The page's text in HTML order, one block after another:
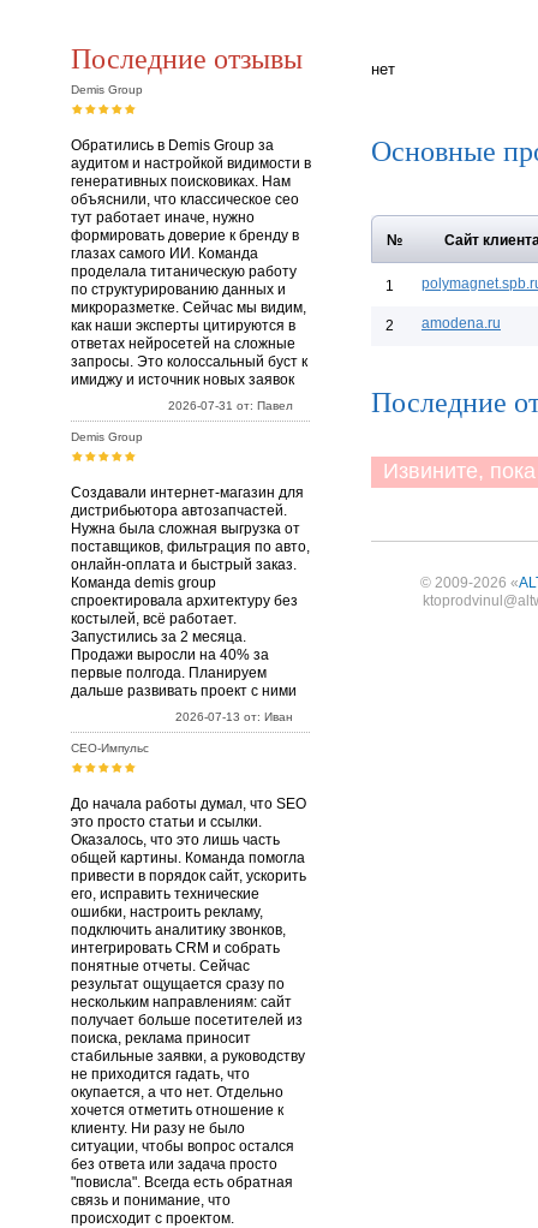
Последние отзывы
Demis Group
Обратились в Demis Group за
аудитом и настройкой видимости в
генеративных поисковиках. Нам
объяснили, что классическое сео
тут работает иначе, нужно
формировать доверие к бренду в
глазах самого ИИ. Команда
проделала титаническую работу
по структурированию данных и
микроразметке. Сейчас мы видим,
как наши эксперты цитируются в
ответах нейросетей на сложные
запросы. Это колоссальный буст к
имиджу и источник новых заявок
2026-07-31 от: Павел
Demis Group
Создавали интернет-магазин для
дистрибьютора автозапчастей.
Нужна была сложная выгрузка от
поставщиков, фильтрация по авто,
онлайн-оплата и быстрый заказ.
Команда demis group
спроектировала архитектуру без
костылей, всё работает.
Запустились за 2 месяца.
Продажи выросли на 40% за
первые полгода. Планируем
дальше развивать проект с ними
2026-07-13 от: Иван
СЕО-Импульс
До начала работы думал, что SEO
это просто статьи и ссылки.
Оказалось, что это лишь часть
общей картины. Команда помогла
привести в порядок сайт, ускорить
его, исправить технические
ошибки, настроить рекламу,
подключить аналитику звонков,
интегрировать CRM и собрать
понятные отчеты. Сейчас
результат ощущается сразу по
нескольким направлениям: сайт
получает больше посетителей из
поиска, реклама приносит
стабильные заявки, а руководству
не приходится гадать, что
окупается, а что нет. Отдельно
хочется отметить отношение к
клиенту. Ни разу не было
ситуации, чтобы вопрос остался
без ответа или задача просто
"повисла". Всегда есть обратная
связь и понимание, что
происходит с проектом.
нет
Основные
№ Сайт
1
2 amodena.ru
Последние
Извините,
© 2009-2026 «